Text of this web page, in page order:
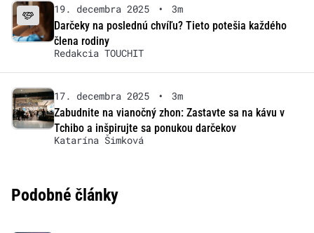
19. decembra 2025 •
3m
Darčeky na poslednú chvíľu? Tieto potešia každého
člena rodiny
Redakcia TOUCHIT
17. decembra 2025 •
3m
Zabudnite na vianočný zhon: Zastavte sa na kávu v
Tchibo a inšpirujte sa ponukou darčekov
Katarína Šimková
Podobné články